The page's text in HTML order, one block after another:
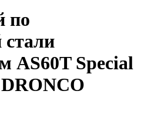
по
AS60T Special